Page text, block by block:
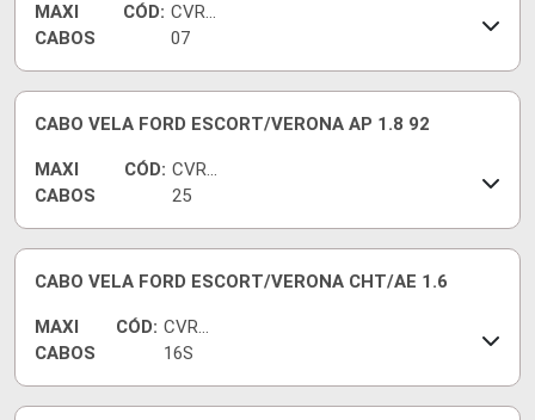
MAXI
CABOS
CÓD: CVRV
07
CABO VELA FORD ESCORT/VERONA AP 1.8 92
MAXI
CABOS
CÓD: CVRF
25
CABO VELA FORD ESCORT/VERONA CHT/AE 1.6
MAXI
CABOS
CÓD: CVR52
16S